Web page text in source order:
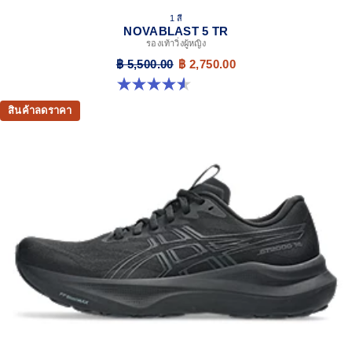
1 สี
NOVABLAST 5 TR
รองเท้าวิ่งผู้หญิง
฿ 5,500.00 ฿ 2,750.00
4.5 จาก 5 ดาว 26 รีวิว
สินค้าลดราคา